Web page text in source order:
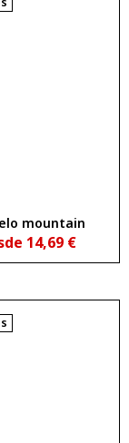
mountain
14,69 €